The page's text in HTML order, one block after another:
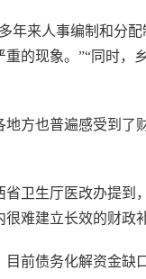
年来人事编制和分
的现象。”“同时
方也普遍感受到
卫生厅医改办提
难建立长效的财政
前债务化解资金缺